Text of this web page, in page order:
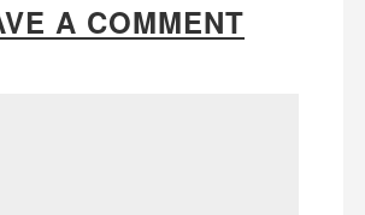
A COMMENT